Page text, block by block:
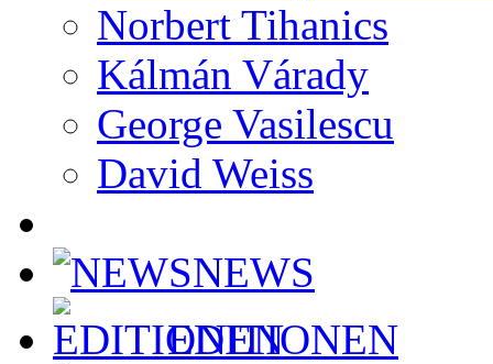
Norbert Tihanics
Kálmán Várady
George Vasilescu
David Weiss
NEWS
EDITIONEN